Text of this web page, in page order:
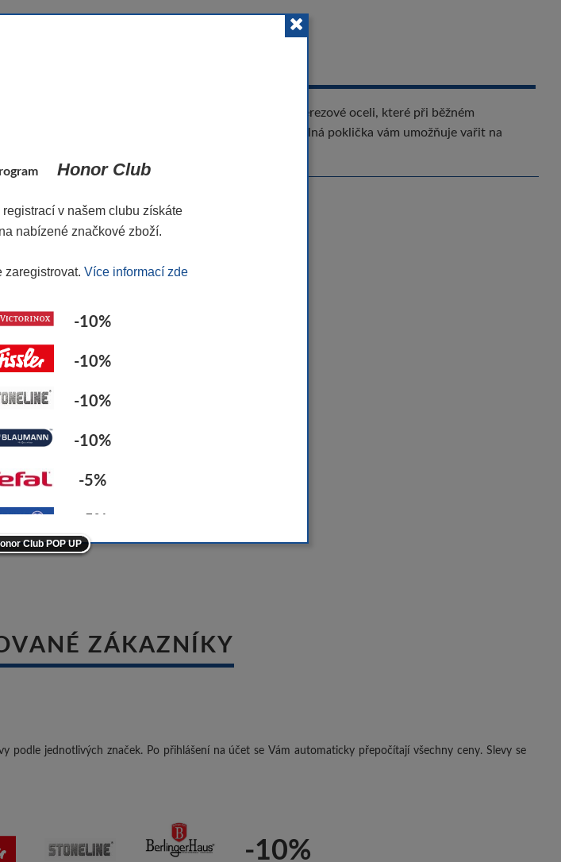
snadno uchopitelné, nepřehřívající se úchyty z nerezové oceli, které při běžném
použití v troubě. Mimořádně těžká a těsně uzavíratelná poklička vám umožňuje vařit na
ZÁKAZNÍKY
podle jednotlivých značek. Po přihlášení na účet se Vám automaticky přepočítají všechny ceny. Slevy se
-10%
Honor Club
v našem clubu získáte
nabízené značkové zboží.
zaregistrovat. Více informací zde
-10%
-10%
-10%
-10%
-5%
-5%
značky -10%
Club POP UP